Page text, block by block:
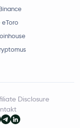
eToro
Disclosure